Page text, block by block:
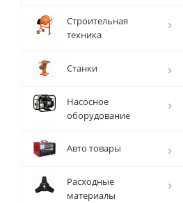
Строительная
техника
Станки
Насосное
оборудование
Авто товары
Расходные
материалы